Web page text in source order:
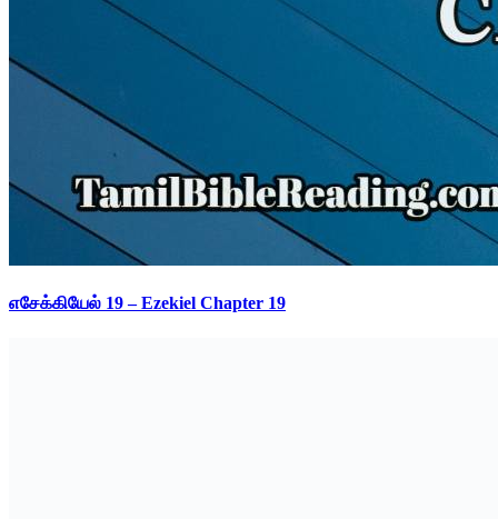
எசேக்கியேல் 19 – Ezekiel Chapter 19